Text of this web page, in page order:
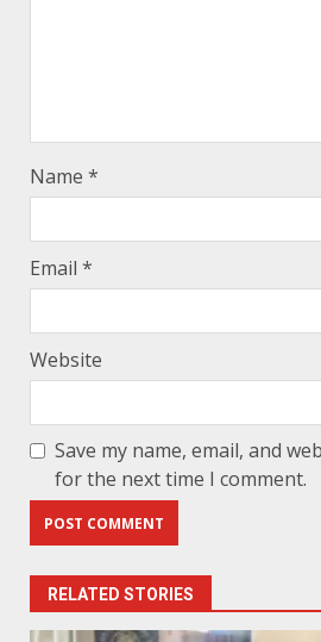
Name *
Email *
Website
Save my name, email, and
for the next time I comment.
RELATED STORIES